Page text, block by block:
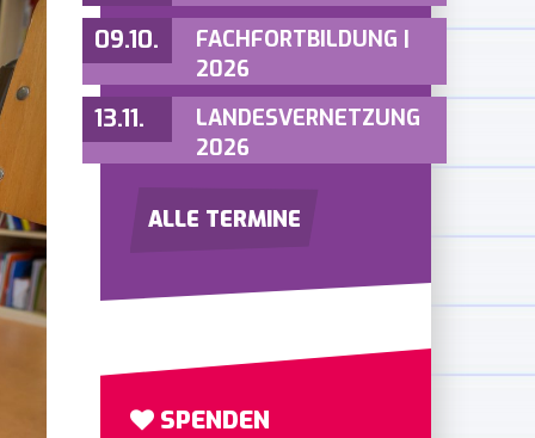
09.10.
FACHFORTBILDUNG |
2026
13.11.
LANDESVERNETZUNG
2026
ALLE TERMINE
SPENDEN